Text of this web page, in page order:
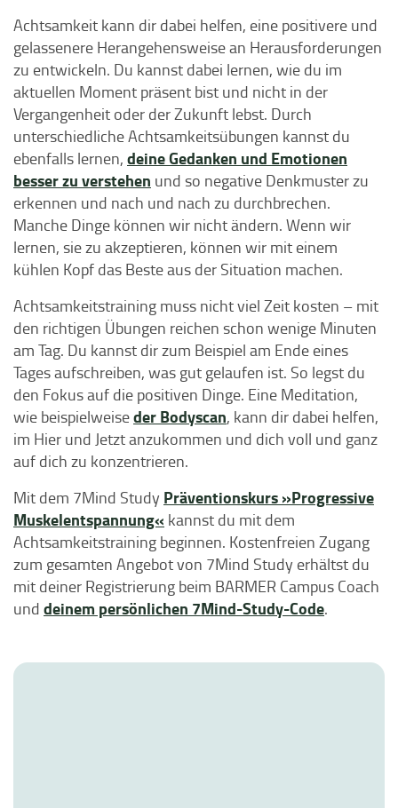
Achtsamkeit kann dir dabei helfen, eine positivere und
gelassenere Herangehensweise an Herausforderungen
zu entwickeln. Du kannst dabei lernen, wie du im
aktuellen Moment präsent bist und nicht in der
Vergangenheit oder der Zukunft lebst. Durch
unterschiedliche Achtsamkeitsübungen kannst du
ebenfalls lernen, deine Gedanken und Emotionen
besser zu verstehen und so negative Denkmuster zu
erkennen und nach und nach zu durchbrechen.
Manche Dinge können wir nicht ändern. Wenn wir
lernen, sie zu akzeptieren, können wir mit einem
kühlen Kopf das Beste aus der Situation machen.
Achtsamkeitstraining muss nicht viel Zeit kosten – mit
den richtigen Übungen reichen schon wenige Minuten
am Tag. Du kannst dir zum Beispiel am Ende eines
Tages aufschreiben, was gut gelaufen ist. So legst du
den Fokus auf die positiven Dinge. Eine Meditation,
wie beispielweiseder Bodyscan, kann dir dabei helfen,
im Hier und Jetzt anzukommen und dich voll und ganz
auf dich zu konzentrieren.
Mit dem 7Mind Study Präventionskurs »Progressive
Muskelentspannung« kannst du mit dem
Achtsamkeitstraining beginnen. Kostenfreien Zugang
zum gesamten Angebot von 7Mind Study erhältst du
mit deiner Registrierung beim BARMER Campus Coach
und deinem persönlichen 7Mind-Study-Code.